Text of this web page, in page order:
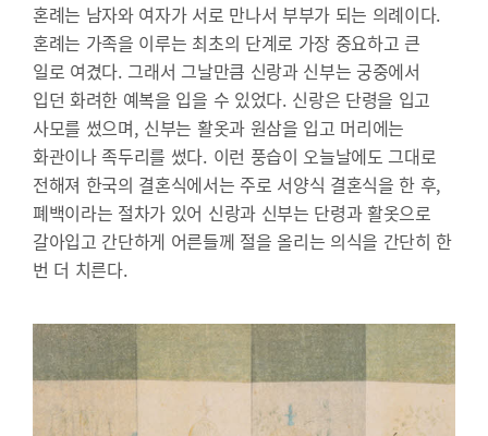
혼례는 남자와 여자가 서로 만나서 부부가 되는 의례이다.
혼례는 가족을 이루는 최초의 단계로 가장 중요하고 큰
일로 여겼다. 그래서 그날만큼 신랑과 신부는 궁중에서
입던 화려한 예복을 입을 수 있었다. 신랑은 단령을 입고
사모를 썼으며, 신부는 활옷과 원삼을 입고 머리에는
화관이나 족두리를 썼다. 이런 풍습이 오늘날에도 그대로
전해져 한국의 결혼식에서는 주로 서양식 결혼식을 한 후,
폐백이라는 절차가 있어 신랑과 신부는 단령과 활옷으로
갈아입고 간단하게 어른들께 절을 올리는 의식을 간단히 한
번 더 치른다.